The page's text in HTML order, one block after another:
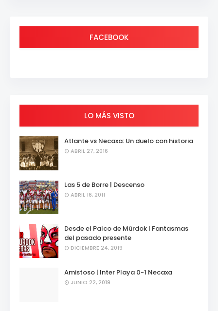
FACEBOOK
LO MÁS VISTO
Atlante vs Necaxa: Un duelo con historia
ABRIL 27, 2016
Las 5 de Borre | Descenso
ABRIL 16, 2011
Desde el Palco de Mürdok | Fantasmas
del pasado presente
DICIEMBRE 24, 2019
Amistoso | Inter Playa 0-1 Necaxa
JUNIO 22, 2019